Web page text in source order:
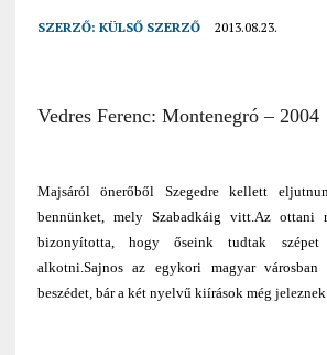
SZERZŐ: KÜLSŐ SZERZŐ 2013.08.23.
Vedres Ferenc: Montenegró – 2004
Majsáról önerőből Szegedre kellett
bennünket, mely Szabadkáig vitt.Az ottani
bizonyította, hogy őseink tudtak szépet
alkotni.Sajnos az egykori magyar
beszédet, bár a két nyelvű kiírások még